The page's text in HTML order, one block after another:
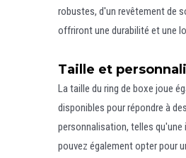
robustes, d'un revêtement de
offriront une durabilité et une
Taille et
La taille du ring de boxe joue
disponibles pour répondre à
personnalisation, telles qu'une
pouvez également opter pour